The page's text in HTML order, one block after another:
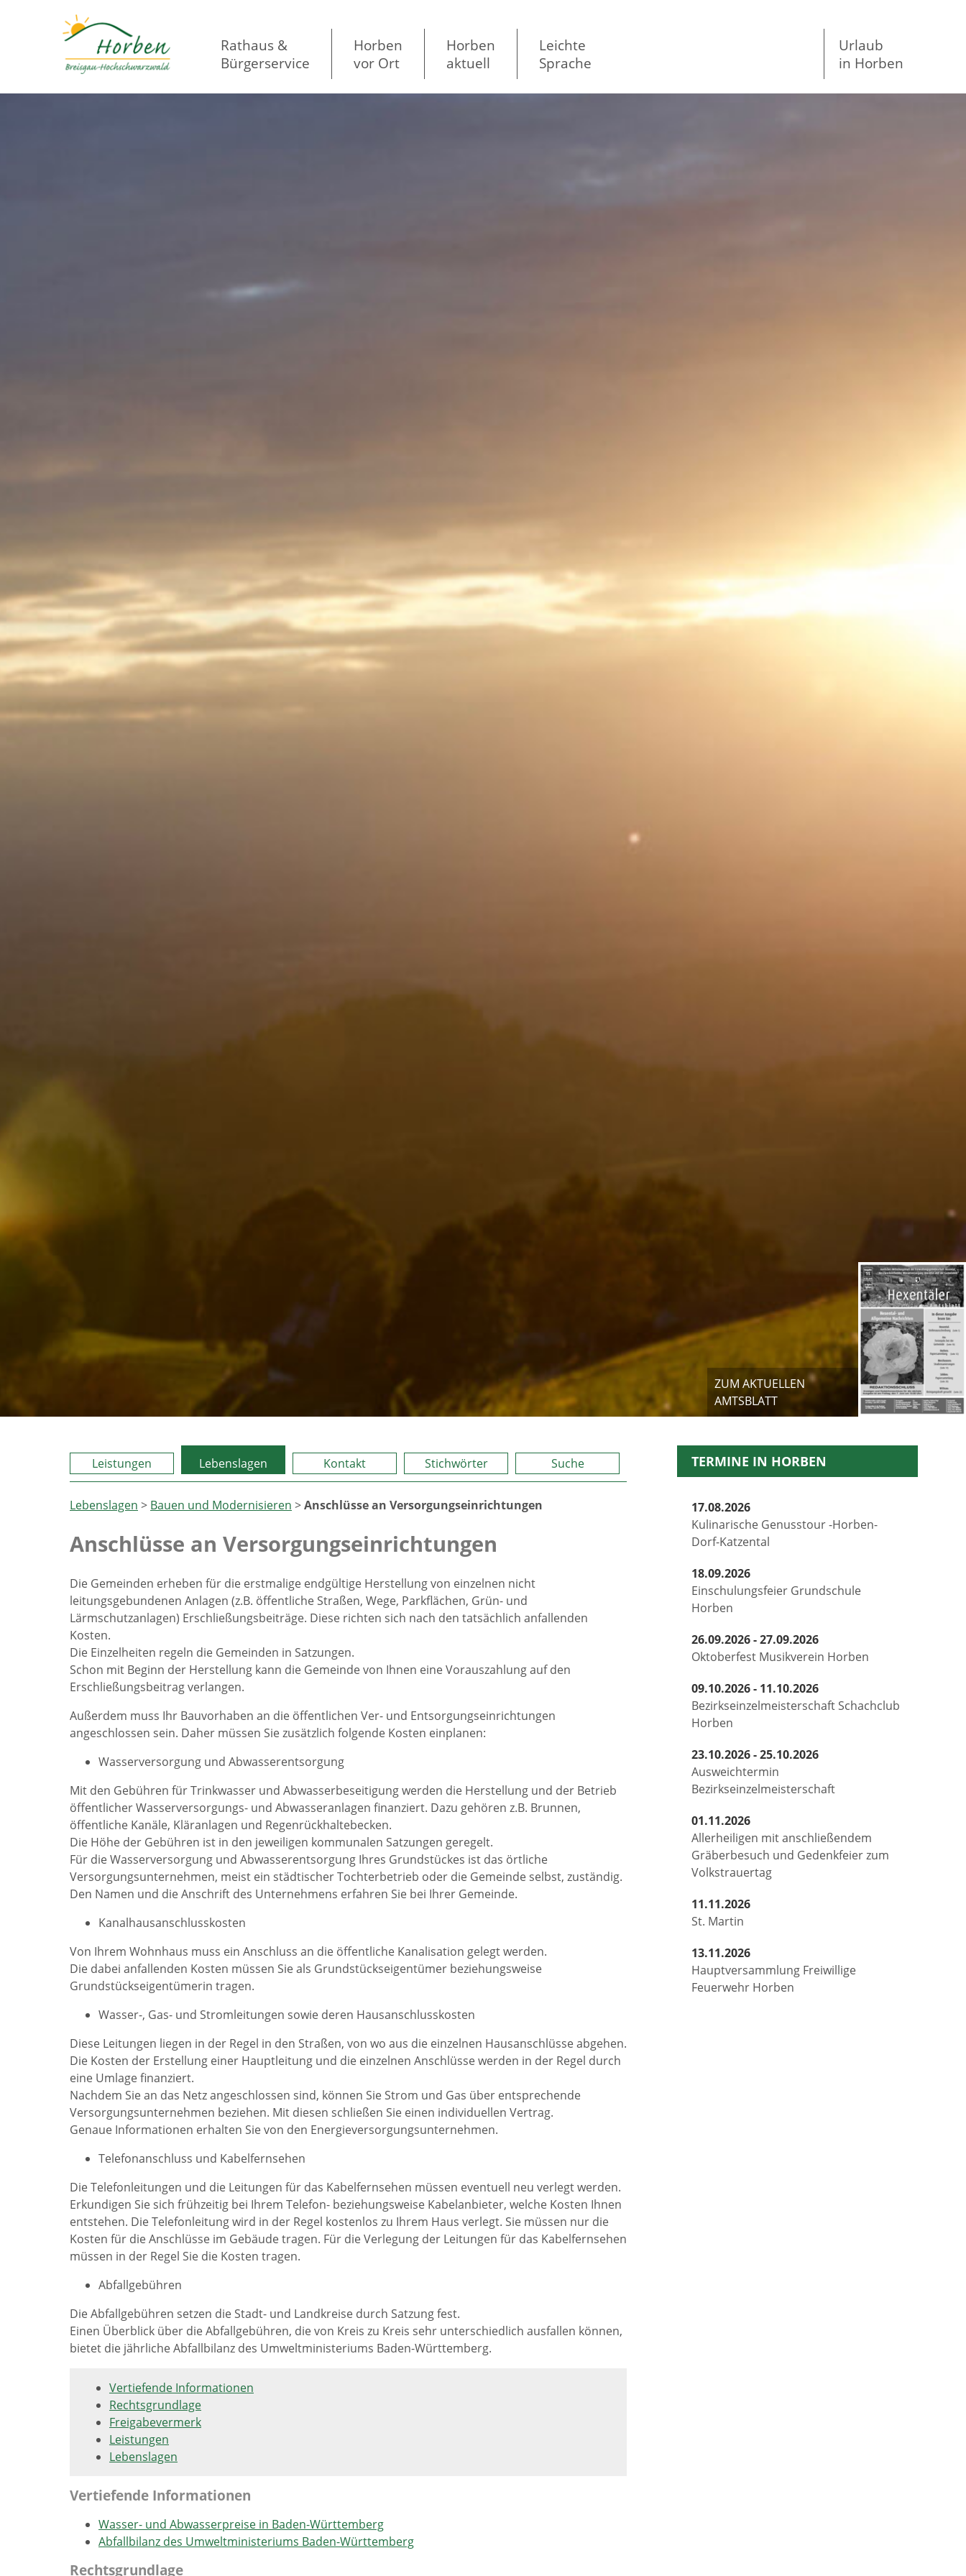
Rathaus &
Bürgerservice
Horben
vor Ort
Horben
aktuell
Leichte
Sprache
Urlaub
in Horben
ZUM AKTUELLEN
AMTSBLATT
Leistungen Lebenslagen Kontakt Stichwörter Suche
Lebenslagen > Bauen und Modernisieren >Anschlüsse an Versorgungseinrichtungen
Anschlüsse an Versorgungseinrichtungen
Die Gemeinden erheben für die erstmalige endgültige Herstellung von einzelnen nicht
leitungsgebundenen Anlagen (z.B. öffentliche Straßen, Wege, Parkflächen, Grün- und
Lärmschutzanlagen) Erschließungsbeiträge. Diese richten sich nach den tatsächlich anfallenden
Kosten.
Die Einzelheiten regeln die Gemeinden in Satzungen.
Schon mit Beginn der Herstellung kann die Gemeinde von Ihnen eine Vorauszahlung auf den
Erschließungsbeitrag verlangen.
Außerdem muss Ihr Bauvorhaben an die öffentlichen Ver- und Entsorgungseinrichtungen
angeschlossen sein. Daher müssen Sie zusätzlich folgende Kosten einplanen:
Wasserversorgung und Abwasserentsorgung
Mit den Gebühren für Trinkwasser und Abwasserbeseitigung werden die Herstellung und der Betrieb
öffentlicher Wasserversorgungs- und Abwasseranlagen finanziert. Dazu gehören z.B. Brunnen,
öffentliche Kanäle, Kläranlagen und Regenrückhaltebecken.
Die Höhe der Gebühren ist in den jeweiligen kommunalen Satzungen geregelt.
Für die Wasserversorgung und Abwasserentsorgung Ihres Grundstückes ist das örtliche
Versorgungsunternehmen, meist ein städtischer Tochterbetrieb oder die Gemeinde selbst, zuständig.
Den Namen und die Anschrift des Unternehmens erfahren Sie bei Ihrer Gemeinde.
Kanalhausanschlusskosten
Von Ihrem Wohnhaus muss ein Anschluss an die öffentliche Kanalisation gelegt werden.
Die dabei anfallenden Kosten müssen Sie als Grundstückseigentümer beziehungsweise
Grundstückseigentümerin tragen.
Wasser-, Gas- und Stromleitungen sowie deren Hausanschlusskosten
Diese Leitungen liegen in der Regel in den Straßen, von wo aus die einzelnen Hausanschlüsse abgehen.
Die Kosten der Erstellung einer Hauptleitung und die einzelnen Anschlüsse werden in der Regel durch
eine Umlage finanziert.
Nachdem Sie an das Netz angeschlossen sind, können Sie Strom und Gas über entsprechende
Versorgungsunternehmen beziehen. Mit diesen schließen Sie einen individuellen Vertrag.
Genaue Informationen erhalten Sie von den Energieversorgungsunternehmen.
Telefonanschluss und Kabelfernsehen
Die Telefonleitungen und die Leitungen für das Kabelfernsehen müssen eventuell neu verlegt werden.
Erkundigen Sie sich frühzeitig bei Ihrem Telefon- beziehungsweise Kabelanbieter, welche Kosten Ihnen
entstehen. Die Telefonleitung wird in der Regel kostenlos zu Ihrem Haus verlegt. Sie müssen nur die
Kosten für die Anschlüsse im Gebäude tragen. Für die Verlegung der Leitungen für das Kabelfernsehen
müssen in der Regel Sie die Kosten tragen.
Abfallgebühren
Die Abfallgebühren setzen die Stadt- und Landkreise durch Satzung fest.
Einen Überblick über die Abfallgebühren, die von Kreis zu Kreis sehr unterschiedlich ausfallen können,
bietet die jährliche Abfallbilanz des Umweltministeriums Baden-Württemberg.
Vertiefende Informationen
Rechtsgrundlage
Freigabevermerk
Leistungen
Lebenslagen
Vertiefende Informationen
Wasser- und Abwasserpreise in Baden-Württemberg
Abfallbilanz des Umweltministeriums Baden-Württemberg
Rechtsgrundlage
TERMINE IN HORBEN
17.08.2026
Kulinarische Genusstour -Horben-
Dorf-Katzental
18.09.2026
Einschulungsfeier Grundschule
Horben
26.09.2026 - 27.09.2026
Oktoberfest Musikverein Horben
09.10.2026 - 11.10.2026
Bezirkseinzelmeisterschaft Schachclub
Horben
23.10.2026 - 25.10.2026
Ausweichtermin
Bezirkseinzelmeisterschaft
01.11.2026
Allerheiligen mit anschließendem
Gräberbesuch und Gedenkfeier zum
Volkstrauertag
11.11.2026
St. Martin
13.11.2026
Hauptversammlung Freiwillige
Feuerwehr Horben